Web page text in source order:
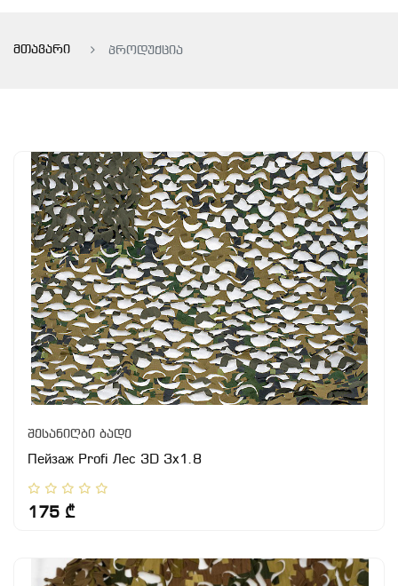
მთავარი პროდუქცია
შესანიღბი ბადე
Пейзаж Profi Лес 3D 3x1.8
175 ₾